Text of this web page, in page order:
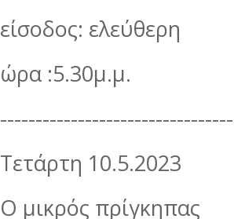
είσοδος: ελεύθερη
ώρα :5.30μ.μ.
Τετάρτη 10.5.2023
Ο μικρός πρίγκηπας